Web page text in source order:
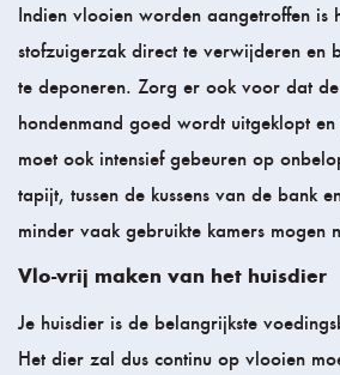
Indien vlooien worden aangetroffen is
stofzuigerzak direct te verwijderen en
te deponeren. Zorg er ook voor dat
hondenmand goed wordt uitgeklopt
moet ook intensief gebeuren op
tapijt, tussen de kussens van de bank
minder vaak gebruikte kamers mogen
Vlo-vrij maken van het huisdier
Je huisdier is de belangrijkste
Het dier zal dus continu op vlooien